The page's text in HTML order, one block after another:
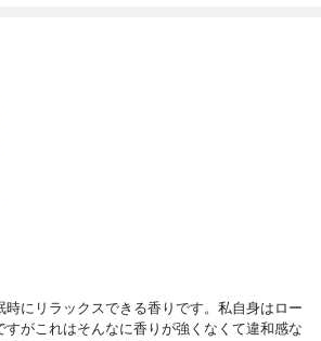
時にリラックスできる香りです。私自身はロー
すがこれはそんなに香りが強くなくて違和感な